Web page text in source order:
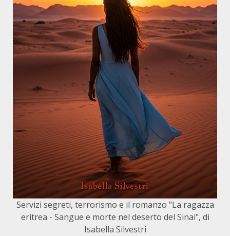
Servizi segreti, terrorismo e il romanzo "La ragazza
eritrea - Sangue e morte nel deserto del Sinai", di
Isabella Silvestri